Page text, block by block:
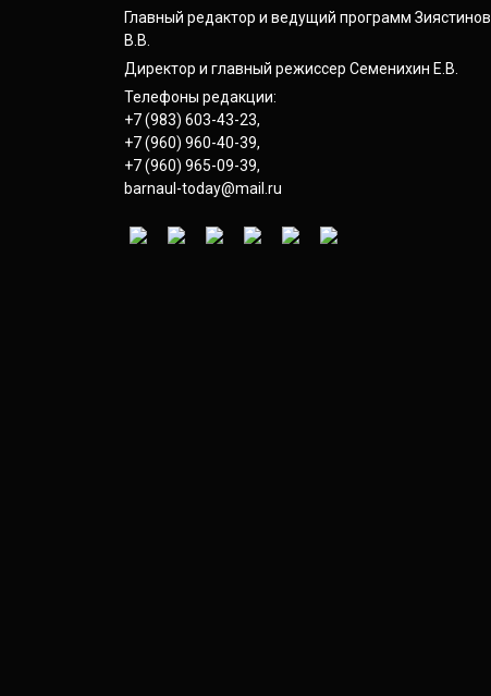
Главный редактор и ведущий программ Зиястинов
В.В.
Директор и главный режиссер Семенихин Е.В.
Телефоны редакции:
+7 (983) 603-43-23,
+7 (960) 960-40-39,
+7 (960) 965-09-39,
barnaul-today@mail.ru